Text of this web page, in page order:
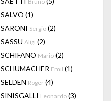
SALVO (1)
SARONI Sergio (2)
SASSU Aligi (2)
SCHIFANO Mario (2)
SCHUMACHER Emil (1)
SELDEN Roger (4)
SINISGALLI Leonardo (3)